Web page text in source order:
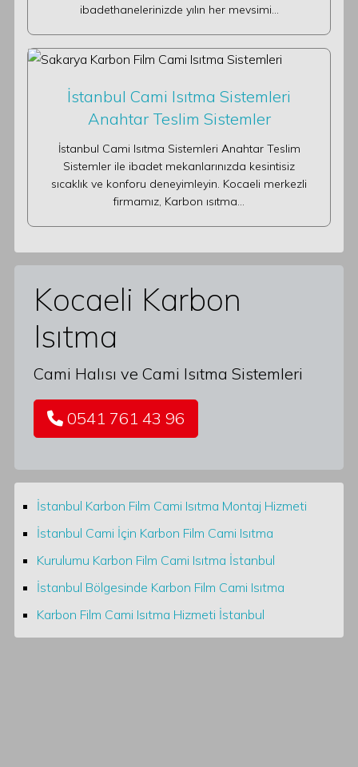
ibadethanelerinizde yılın her mevsimi…
İstanbul Cami Isıtma Sistemleri
Anahtar Teslim Sistemler
İstanbul Cami Isıtma Sistemleri Anahtar Teslim
Sistemler ile ibadet mekanlarınızda kesintisiz
sıcaklık ve konforu deneyimleyin. Kocaeli merkezli
firmamız, Karbon ısıtma…
Kocaeli Karbon
Isıtma
Cami Halısı ve Cami Isıtma Sistemleri
0541 761 43 96
İstanbul Karbon Film Cami Isıtma Montaj Hizmeti
İstanbul Cami İçin Karbon Film Cami Isıtma
Kurulumu Karbon Film Cami Isıtma İstanbul
İstanbul Bölgesinde Karbon Film Cami Isıtma
Karbon Film Cami Isıtma Hizmeti İstanbul